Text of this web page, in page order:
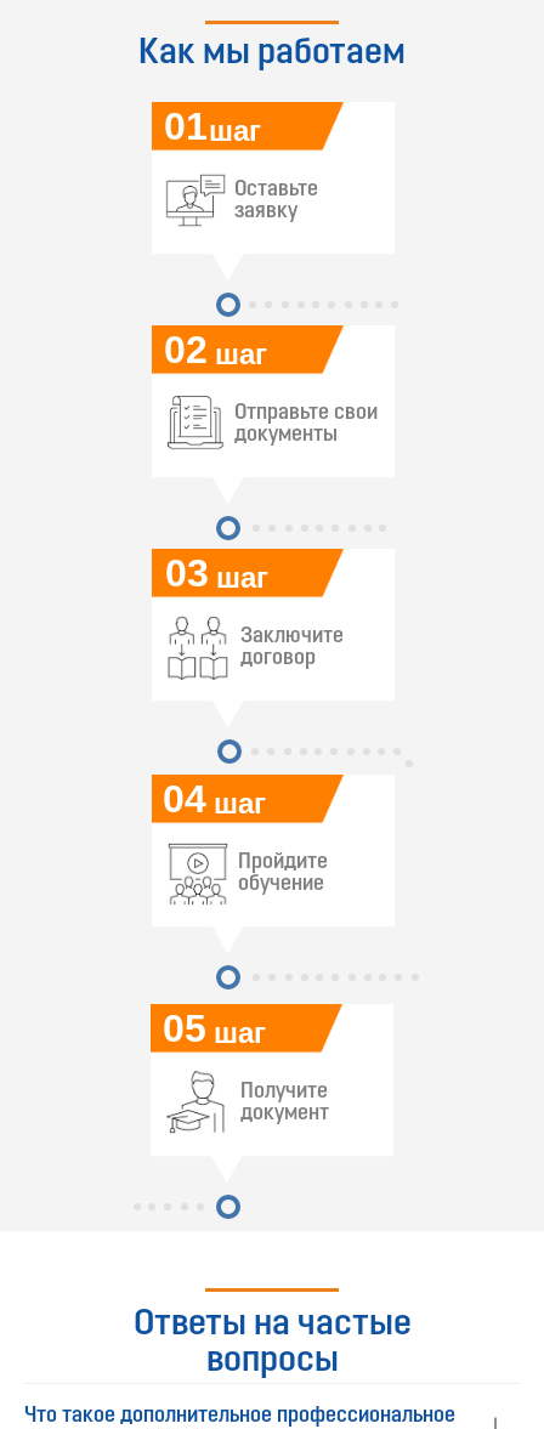
Как мы работаем
05
04
03
02
01
Оставьте
заявку
шаг
шаг
шаг
шаг
шаг
Отправьте свои
документы
Заключите
договор
Пройдите
обучение
Получите
документ
Ответы на частые
вопросы
Что такое дополнительное профессиональное